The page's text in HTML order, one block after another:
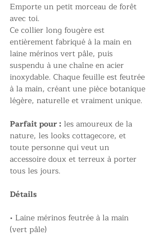
Emporte un petit morceau de forêt
avec toi.
Ce collier long fougère est
entièrement fabriqué à la main en
laine mérinos vert pâle, puis
suspendu à une chaîne en acier
inoxydable. Chaque feuille est feutrée
à la main, créant une pièce botanique
légère, naturelle et vraiment unique.
Parfait pour : les amoureux de la
nature, les looks cottagecore, et
toute personne qui veut un
accessoire doux et terreux à porter
tous les jours.
Détails
• Laine mérinos feutrée à la main
(vert pâle)